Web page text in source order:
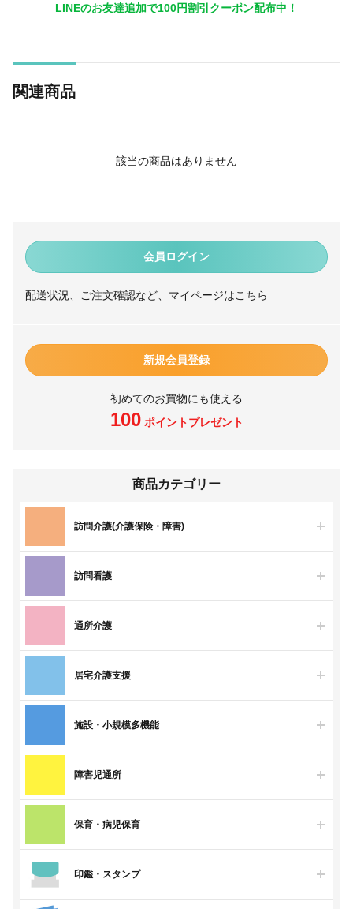
会員ログイン
配送状況、ご注文確認など、マイページはこちら
新規会員登録
初めてのお買物にも使える
100ポイントプレゼント
商品カテゴリー
訪問介護(介護保険・障害)
訪問看護
通所介護
居宅介護支援
施設・小規模多機能
障害児通所
保育・病児保育
印鑑・スタンプ
LINEのお友達追加で100円割引クーポン配布中！
関連商品
該当の商品はありません